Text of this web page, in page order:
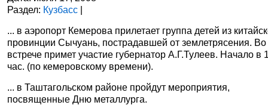
Раздел: Кузбасс |
... в аэропорт Кемерова прилетает группа детей из
провинции Сычуань, пострадавшей от землетрясения. Во
встрече примет участие губернатор А.Г.Тулеев. Начало в
час. (по кемеровскому времени).
... в Таштагольском районе пройдут мероприятия,
посвященные Дню металлурга.